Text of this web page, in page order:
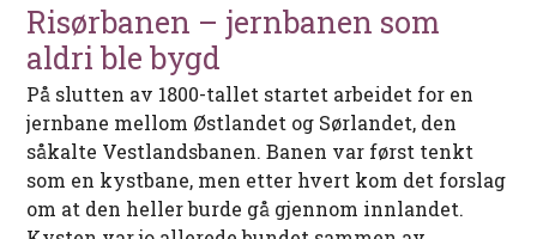
Risørbanen – jernbanen som
aldri ble bygd
På slutten av 1800-tallet startet arbeidet for en
jernbane mellom Østlandet og Sørlandet, den
såkalte Vestlandsbanen. Banen var først tenkt
som en kystbane, men etter hvert kom det forslag
om at den heller burde gå gjennom innlandet.